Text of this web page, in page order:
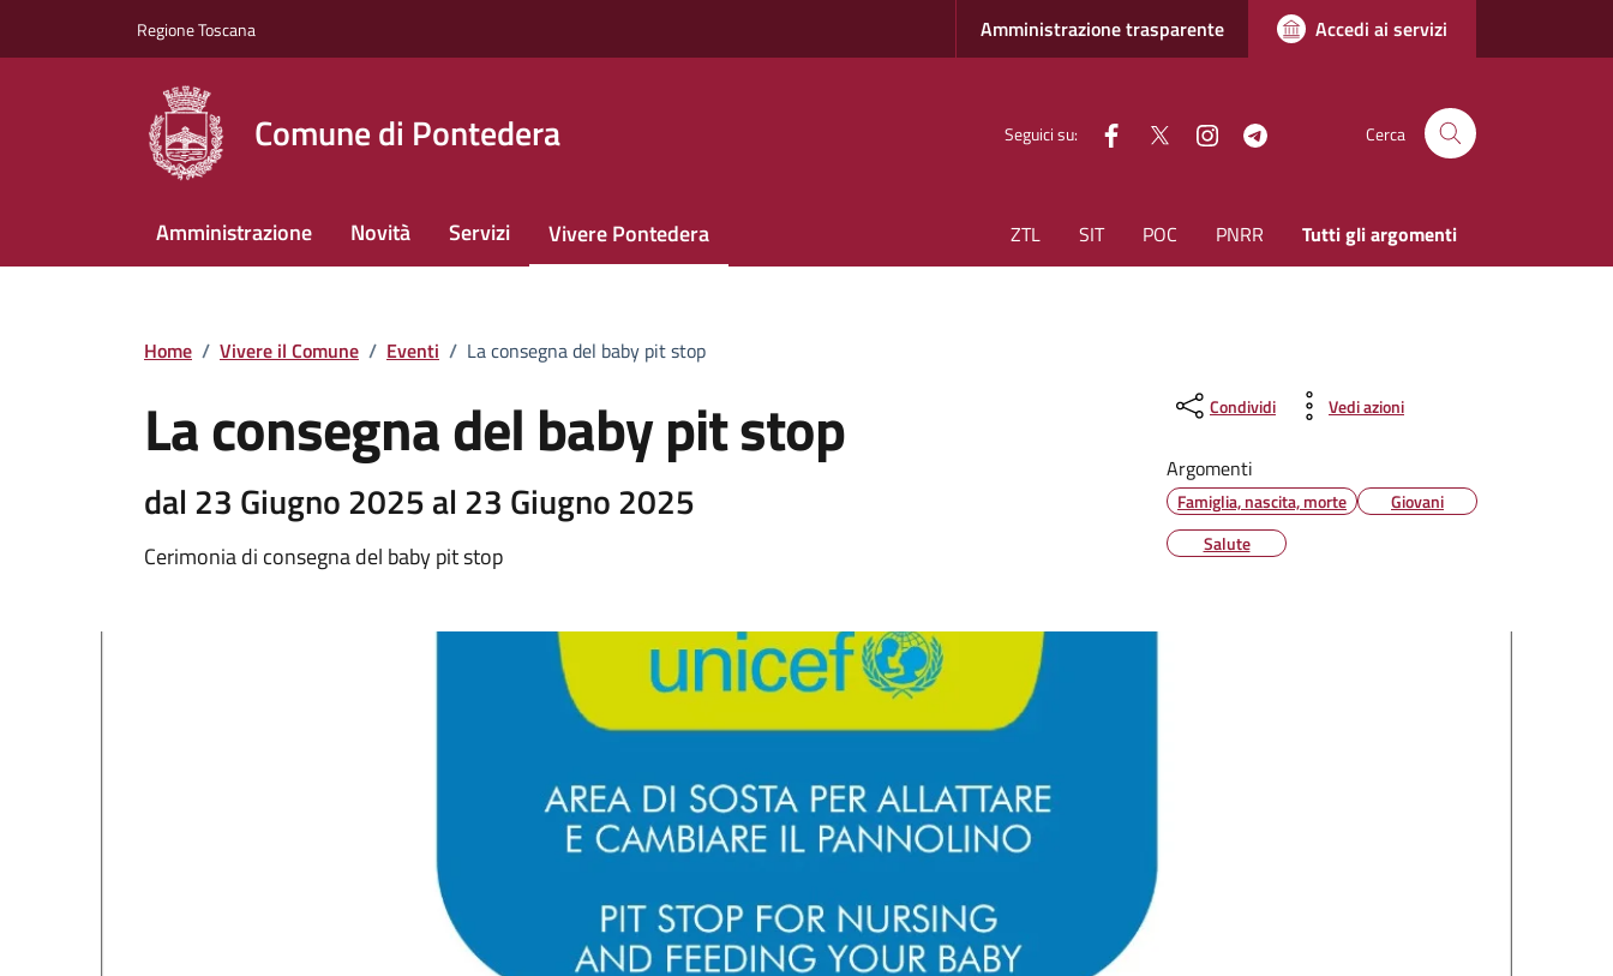
Regione Toscana Amministrazione trasparente Accedi ai servizi
Comune di Pontedera Seguici su: facebook
Twitter instagram Cerca
Amministrazione Novità Servizi Vivere Pontedera ZTL SIT POC PNRR Tutti gli argomenti
Home / Vivere il Comune / Eventi / La consegna del baby pit stop
La consegna del baby pit stop
dal 23 Giugno 2025 al 23 Giugno 2025
Cerimonia di consegna del baby pit stop
Condividi Vedi azioni
Argomenti
Famiglia, nascita, morte
Giovani
Salute